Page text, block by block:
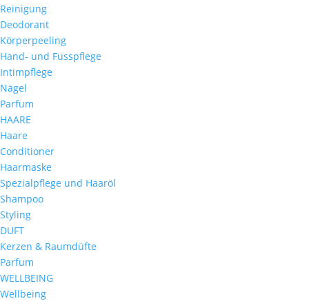
Reinigung
Deodorant
Körperpeeling
Hand- und Fusspflege
Intimpflege
Nägel
Parfum
HAARE
Haare
Conditioner
Haarmaske
Spezialpflege und Haaröl
Shampoo
Styling
DUFT
Kerzen & Raumdüfte
Parfum
WELLBEING
Wellbeing